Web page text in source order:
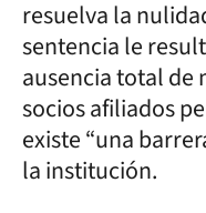
resuelva la
sentencia le
ausencia total de
socios afiliados
existe “una
la institución.